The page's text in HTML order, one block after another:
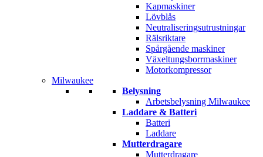
Kapmaskiner
Lövblås
Neutraliseringsutrustningar
Rälsriktare
Spårgående maskiner
Växeltungsborrmaskiner
Motorkompressor
Milwaukee
Belysning
Arbetsbelysning Milwaukee
Laddare & Batteri
Batteri
Laddare
Mutterdragare
Mutterdragare